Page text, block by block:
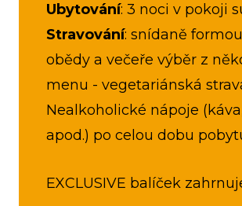
Ubytování: 3 noci v pokoji
Stravování: snídaně
obědy a večeře výběr z
menu - vegetariánská
Nealkoholické nápoje
apod.) po celou dobu
EXCLUSIVE balíček